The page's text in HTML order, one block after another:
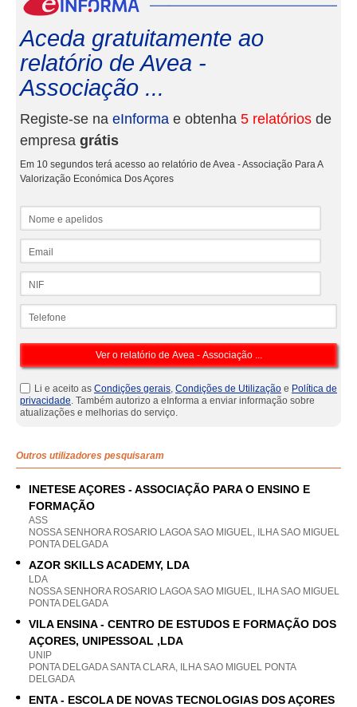
Aceda gratuitamente ao
relatório de Avea -
Associação ...
Registe-se na eInforma e obtenha 5 relatórios de
empresa grátis
Em 10 segundos terá acesso ao relatório de Avea - Associação Para A
Valorização Económica Dos Açores
Li e aceito as Condições gerais, Condições de Utilização e Política de
privacidade. Também autorizo a eInforma a enviar informação sobre
atualizações e melhorias do serviço.
Outros utilizadores pesquisaram
INETESE AÇORES - ASSOCIAÇÃO PARA O ENSINO E
FORMAÇÃO
ASS
NOSSA SENHORA ROSARIO LAGOA SAO MIGUEL, ILHA SAO MIGUEL
PONTA DELGADA
AZOR SKILLS ACADEMY, LDA
LDA
NOSSA SENHORA ROSARIO LAGOA SAO MIGUEL, ILHA SAO MIGUEL
PONTA DELGADA
VILA ENSINA - CENTRO DE ESTUDOS E FORMAÇÃO DOS
AÇORES, UNIPESSOAL ,LDA
UNIP
PONTA DELGADA SANTA CLARA, ILHA SAO MIGUEL PONTA
DELGADA
ENTA - ESCOLA DE NOVAS TECNOLOGIAS DOS AÇORES